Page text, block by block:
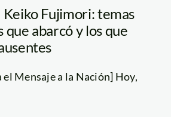
Keiko Fujimori: temas
que abarcó y los que
el Mensaje a la Nación] Hoy,